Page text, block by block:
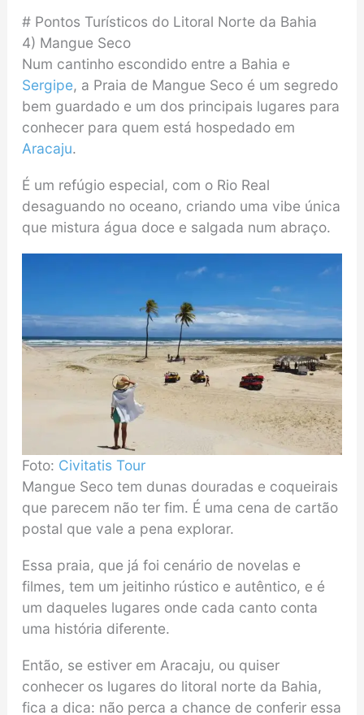
# Pontos Turísticos do Litoral Norte da Bahia
4) Mangue Seco
Num cantinho escondido entre a Bahia e
Sergipe, a Praia de Mangue Seco é um segredo
bem guardado e um dos principais lugares para
conhecer para quem está hospedado em
Aracaju.
É um refúgio especial, com o Rio Real
desaguando no oceano, criando uma vibe única
que mistura água doce e salgada num abraço.
Foto: Civitatis Tour
Mangue Seco tem dunas douradas e coqueirais
que parecem não ter fim. É uma cena de cartão
postal que vale a pena explorar.
Essa praia, que já foi cenário de novelas e
filmes, tem um jeitinho rústico e autêntico, e é
um daqueles lugares onde cada canto conta
uma história diferente.
Então, se estiver em Aracaju, ou quiser
conhecer os lugares do litoral norte da Bahia,
fica a dica: não perca a chance de conferir essa